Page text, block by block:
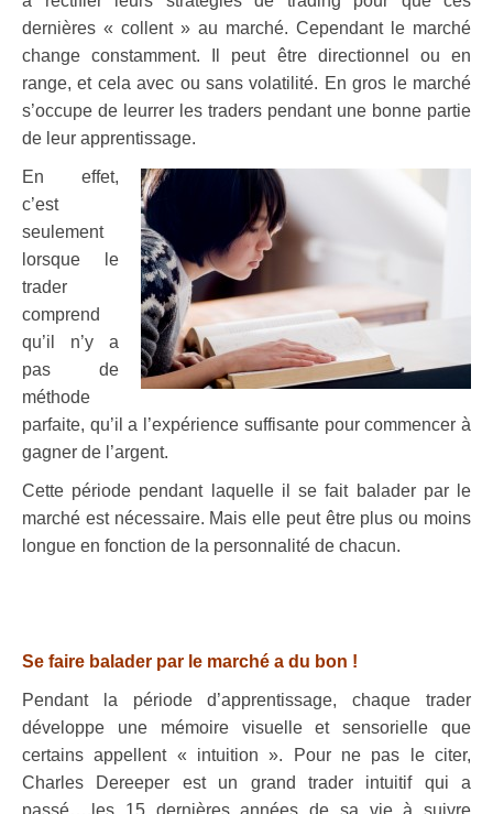
dernières « collent » au marché. Cependant le marché
change constamment.
Il peut être directionnel ou en
range, et cela avec ou sans volatilité. En gros le marché
s’occupe de leurrer les traders pendant une bonne partie
de leur apprentissage.
En effet,
c’est
seulement
lorsque le
trader
comprend
qu’il n’y a
pas de
méthode
parfaite, qu’il a l’expérience suffisante pour commencer à
gagner de l’argent.
Cette période pendant laquelle il se fait balader par le
marché est nécessaire. Mais elle peut être plus ou moins
longue en fonction de la personnalité de chacun.
Se faire balader par le marché a du bon !
Pendant la période d’apprentissage, chaque trader
développe une mémoire visuelle et sensorielle que
certains appellent « intuition ». Pour ne pas le citer,
Charles Dereeper est un grand trader intuitif qui a
passé….les 15 dernières années de sa vie à suivre